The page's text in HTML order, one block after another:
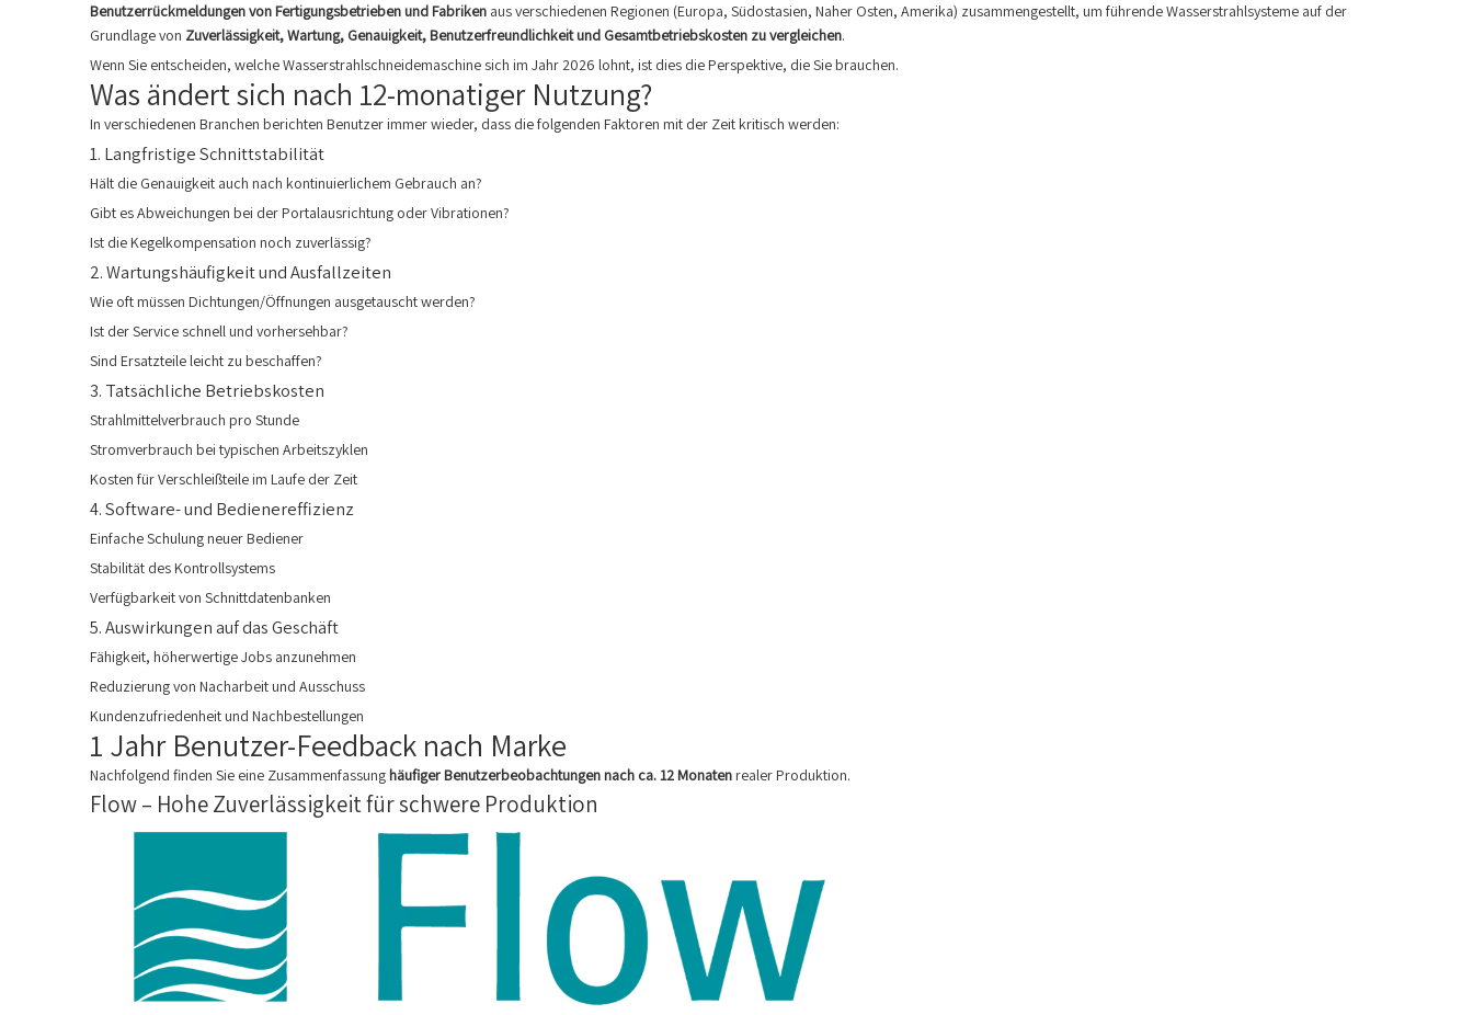
Benutzerrückmeldungen von Fertigungsbetrieben und Fabriken aus verschiedenen Regionen (Europa, Südostasien, Naher Osten, Amerika) zusammengestellt, um führende Wasserstrahlsysteme auf der
Grundlage von Zuverlässigkeit, Wartung, Genauigkeit, Benutzerfreundlichkeit und Gesamtbetriebskosten zu vergleichen.
Wenn Sie entscheiden, welche Wasserstrahlschneidemaschine sich im Jahr 2026 lohnt, ist dies die Perspektive, die Sie brauchen.
Was ändert sich nach 12-monatiger Nutzung?
In verschiedenen Branchen berichten Benutzer immer wieder, dass die folgenden Faktoren mit der Zeit kritisch werden:
1. Langfristige Schnittstabilität
Hält die Genauigkeit auch nach kontinuierlichem Gebrauch an?
Gibt es Abweichungen bei der Portalausrichtung oder Vibrationen?
Ist die Kegelkompensation noch zuverlässig?
2. Wartungshäufigkeit und Ausfallzeiten
Wie oft müssen Dichtungen/Öffnungen ausgetauscht werden?
Ist der Service schnell und vorhersehbar?
Sind Ersatzteile leicht zu beschaffen?
3. Tatsächliche Betriebskosten
Strahlmittelverbrauch pro Stunde
Stromverbrauch bei typischen Arbeitszyklen
Kosten für Verschleißteile im Laufe der Zeit
4. Software- und Bedienereffizienz
Einfache Schulung neuer Bediener
Stabilität des Kontrollsystems
Verfügbarkeit von Schnittdatenbanken
5. Auswirkungen auf das Geschäft
Fähigkeit, höherwertige Jobs anzunehmen
Reduzierung von Nacharbeit und Ausschuss
Kundenzufriedenheit und Nachbestellungen
1 Jahr Benutzer-Feedback nach Marke
Nachfolgend finden Sie eine Zusammenfassung häufiger Benutzerbeobachtungen nach ca. 12 Monaten realer Produktion.
Flow – Hohe Zuverlässigkeit für schwere Produktion